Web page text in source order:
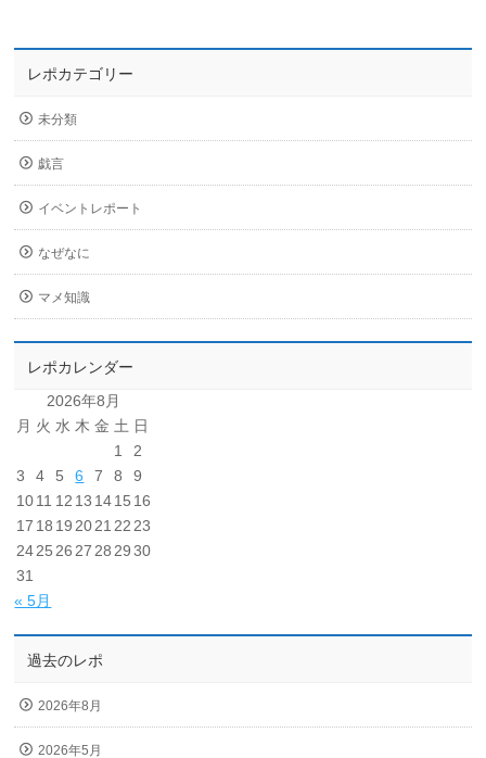
レポカテゴリー
未分類
戯言
イベントレポート
なぜなに
マメ知識
レポカレンダー
2026年8月
月 火 水 木 金 土 日
1
2
3
4 5 6 7 8
9
1011 12 13 1415 16
17 18 19 2021 22 23
2425 26 27 28 29 30
31
« 5月
過去のレポ
2026年8月
2026年5月